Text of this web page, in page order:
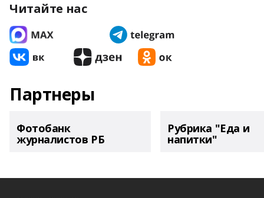
Читайте нас
Партнеры
Фотобанк
журналистов РБ
Рубрика "Еда и
напитки"